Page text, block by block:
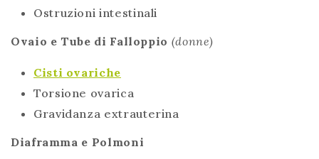
Ostruzioni intestinali
Ovaio e Tube di Falloppio (donne)
Cisti ovariche
Torsione ovarica
Gravidanza extrauterina
Diaframma e Polmoni